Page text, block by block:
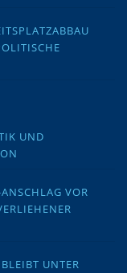
UND
VOR
UNTER